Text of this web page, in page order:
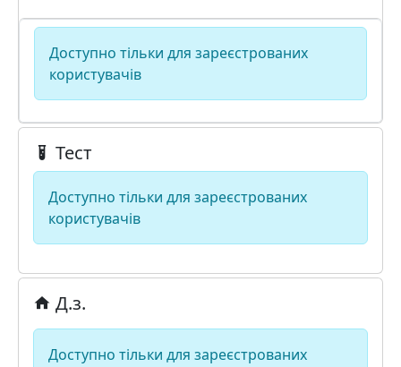
Доступно тільки для зареєстрованих
користувачів
Тест
Доступно тільки для зареєстрованих
користувачів
Д.з.
Доступно тільки для зареєстрованих